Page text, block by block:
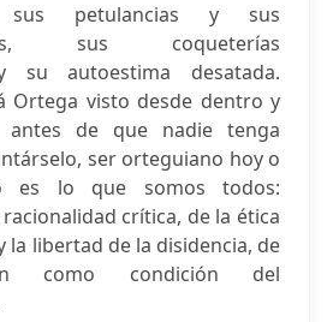
petulancias y sus
sus coqueterías
su autoestima desatada.
Ortega visto desde dentro y
antes de que nadie tenga
ser orteguiano hoy o
es lo que somos todos:
crítica, de la ética
la libertad de la disidencia, de
como condición del